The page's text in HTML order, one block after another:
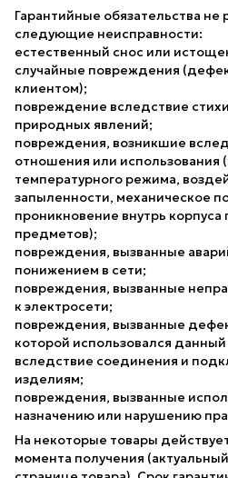
Гарантийные обязательства не
следующие неисправности:
естественный снос или
случайные повреждения
клиентом);
повреждение вследствие
природных явлений;
повреждения, возникшие
отношения или
температурного режима,
запыленности, механическое
проникновение внутрь корпуса
предметов);
повреждения, вызванные
понижением в сети;
повреждения, вызванные
к электросети;
повреждения, вызванные
которой использовался
вследствие соединения и
изделиям;
повреждения, вызванные
назначению или нарушению
На некоторые товары
момента получения